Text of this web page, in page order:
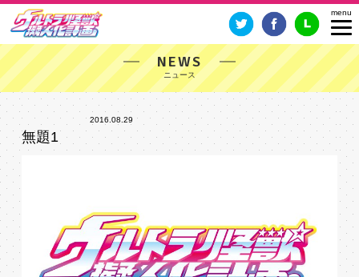
NEWS
2016.08.29
無題1